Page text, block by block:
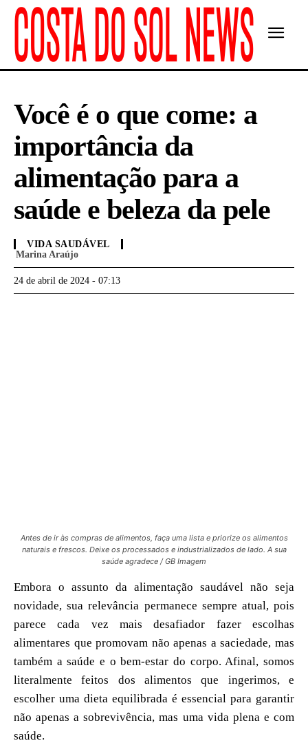
Você é o que come: a
importância da
alimentação para a
saúde e beleza da pele
VIDA SAUDÁVEL
Marina Araújo
24 de abril de 2024 - 07:13
Antes de ir às compras de alimentos, faça uma lista e priorize os alimentos
naturais e frescos. Deixe os processados e industrializados de lado. A sua
saúde agradece / GB Imagem
Embora o assunto da alimentação saudável não seja
novidade, sua relevância permanece sempre atual, pois
parece cada vez mais desafiador fazer escolhas
alimentares que promovam não apenas a saciedade, mas
também a saúde e o bem-estar do corpo. Afinal, somos
literalmente feitos dos alimentos que ingerimos, e
escolher uma dieta equilibrada é essencial para garantir
não apenas a sobrevivência, mas uma vida plena e com
saúde.